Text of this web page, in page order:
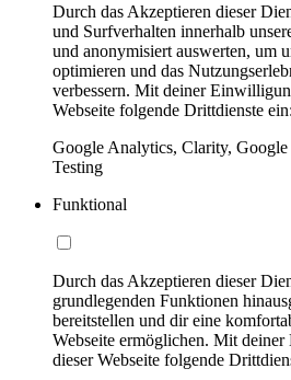
Durch das Akzeptieren dieser
und Surfverhalten innerhalb
und anonymisiert auswerten, um
optimieren und das
verbessern. Mit deiner
Webseite folgende Drittdienste ein:
Google Analytics, Clarity,
Testing
Funktional
Durch das Akzeptieren dieser
grundlegenden Funktionen
bereitstellen und dir eine
Webseite ermöglichen. Mit
dieser Webseite folgende